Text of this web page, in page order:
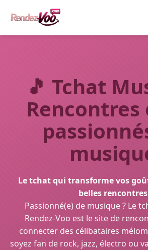
🎵 Tchat
Rencontres
Le tchat qui transforme vos
belles rencontres
Passionné(e) de musique ? Le
Rendez-Voo est le site de
connecter des célibataires
soyez fan de rock, jazz, électro ou